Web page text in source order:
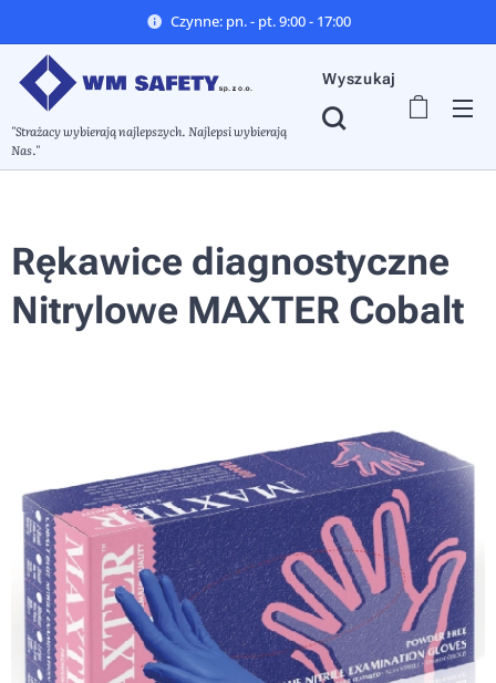
Czynne: pn. - pt. 9:00 - 17:00
"Strażacy wybierają najlepszych. Najlepsi wybierają
Nas."
Wyszukaj
Rękawice diagnostyczne
Nitrylowe MAXTER Cobalt